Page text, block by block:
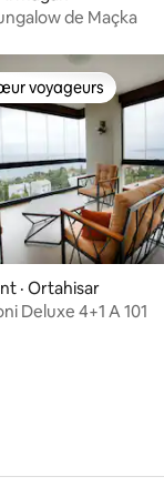
de Maçka
5, 4 commentaires
voyageurs
voyageurs
· Ortahisar
Deluxe 4+1 A 101